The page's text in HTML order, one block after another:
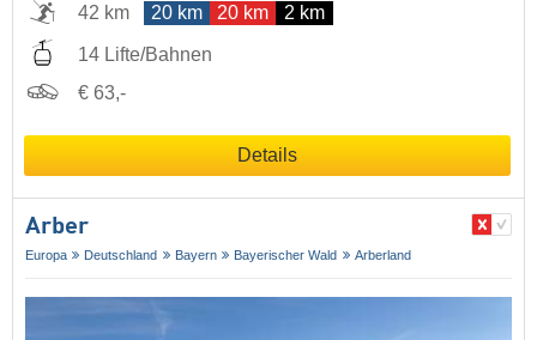
42 km
20 km 20 km 2 km
14 Lifte/Bahnen
€ 63,-
Details
Arber
Europa Deutschland Bayern Bayerischer Wald Arberland